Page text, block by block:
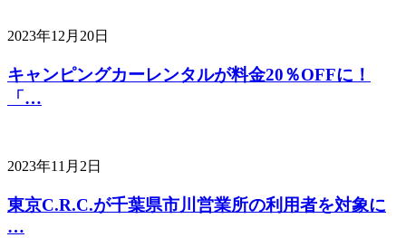
2023年12月20日
キャンピングカーレンタルが料金20％OFFに！
「…
2023年11月2日
東京C.R.C.が千葉県市川営業所の利用者を対象に
…